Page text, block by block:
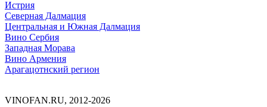
Истрия
Северная Далмация
Центральная и Южная Далмация
Вино Сербия
Западная Морава
Вино Армения
Арагацотнский регион
VINOFAN.RU, 2012-2026